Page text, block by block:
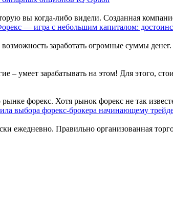
вы когда-либо видели. Созданная
— игра с небольшим капиталом:
заработать огромные суммы
умеет зарабатывать на этом! Для этого,
форекс. Хотя рынок форекс не так
выбора форекс-брокера начинающему
ежедневно. Правильно организованная